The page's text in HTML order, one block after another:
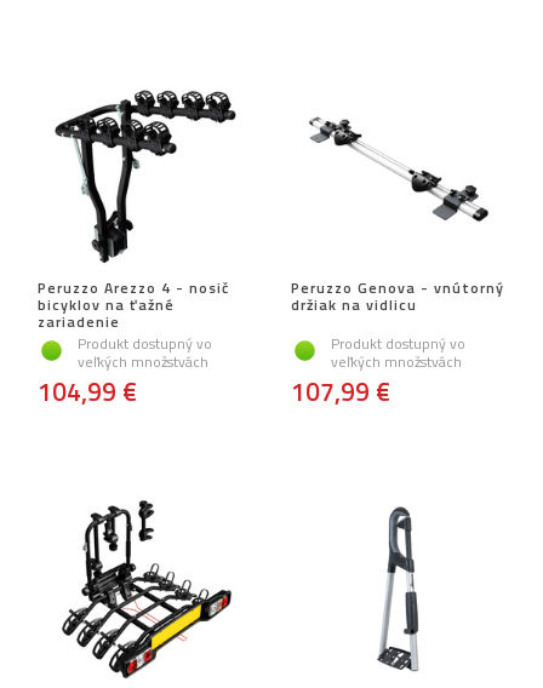
Peruzzo Arezzo 4 - nosič
bicyklov na ťažné
zariadenie
Produkt dostupný vo
veľkých množstvách
104,99 €
Peruzzo Genova - vnútorný
držiak na vidlicu
Produkt dostupný vo
veľkých množstvách
107,99 €